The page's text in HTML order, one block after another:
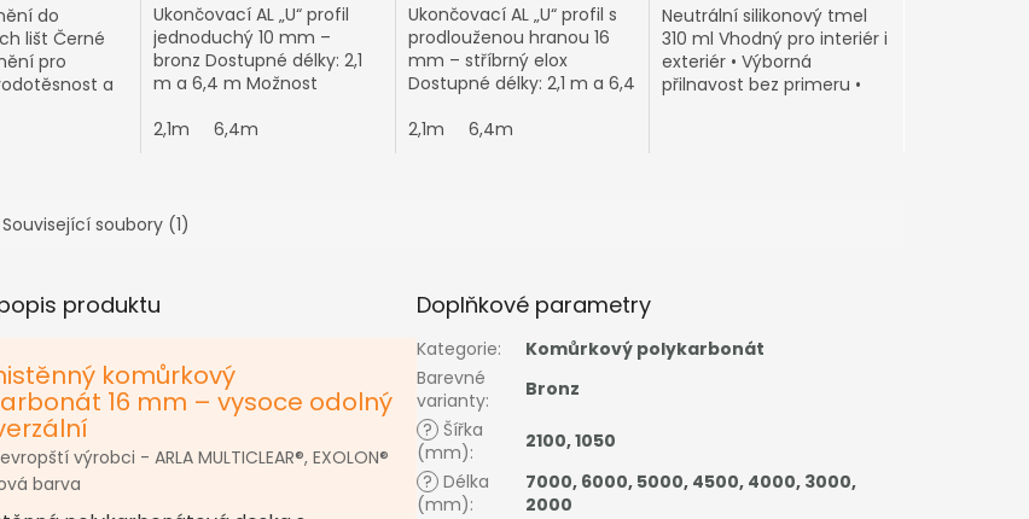
do
lišt Černé
pro
a
Ukončovací AL „U“ profil
jednoduchý 10 mm –
bronz Dostupné délky: 2,1
m a 6,4 m Možnost
zbytkový prořez Vám
2,1m 6,4m
Ukončovací AL „U“ profil s
prodlouženou hranou 16
mm – stříbrný elox
Dostupné délky: 2,1 m a 6,4
hranou – ideální pro boční
2,1m 6,4m
Neutrální silikonový tmel
310 ml Vhodný pro interiér i
exteriér • Výborná
přilnavost bez primeru •
Související soubory (1)
produktu
komůrkový
16 mm – vysoce odolný
výrobci - ARLA MULTICLEAR®, EXOLON®
barva
Doplňkové parametry
Kategorie:
Komůrkový polykarbonát
Barevné
varianty:
Bronz
? Šířka
(mm): 2100,1050
? Délka
(mm):
7000, 6000, 5000, 4500, 4000, 3000,
2000